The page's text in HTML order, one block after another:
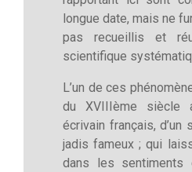
longue date, mais ne
pas recueillis et
scientifique
L’un de ces
du XVIIIème siècle
écrivain français, d’un
jadis fameux ; qui
dans les